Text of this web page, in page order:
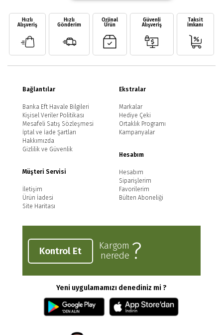
Hızlı
Alışveriş
Hızlı
Gönderim
Orjinal
Ürün
Güvenli
Alışveriş
Taksit
İmkanı
Bağlantılar
Banka Eft Havale Bilgileri
Kişisel Veriler Politikası
Mesafeli Satış Sözleşmesi
İptal ve İade Şartları
Hakkımızda
Gizlilik ve Güvenlik
Müşteri Servisi
İletişim
Ürün İadesi
Site Haritası
Ekstralar
Markalar
Hediye Çeki
Ortaklık Programı
Kampanyalar
Hesabım
Hesabım
Siparişlerim
Favorilerim
Bülten Aboneliği
Kontrol Et
Kargom
nerede ?
Yeni uygulamamızı denediniz mi ?